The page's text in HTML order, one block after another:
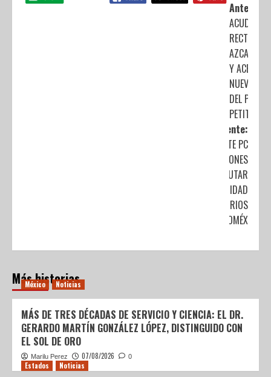
Anterior:
ACUDE EL
RECTOR
Y ACEPTA
NUEVE
DEL PLIEGO
PETITORIO
Siguiente:
EMITE PC
RECOMENDACIONES
PARA DISFRUTAR
CON SEGURIDAD
FESTEJOS PATRIOS
EN EDOMÉX
Más historias
México Noticias
MÁS DE TRES DÉCADAS DE SERVICIO Y CIENCIA: EL DR.
GERARDO MARTÍN GONZÁLEZ LÓPEZ, DISTINGUIDO CON
EL SOL DE ORO
Marilu Perez 07/08/2026 0
Estados Noticias